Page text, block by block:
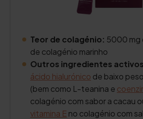
Teor de colagénio: 5000 mg
de colagénio marinho
Outros ingredientes
ácido hialurónico de baixo
(bem como L-teanina e
colagénio com sabor a cacau
vitamina E no colagénio com